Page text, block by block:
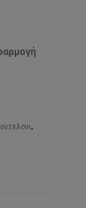
,